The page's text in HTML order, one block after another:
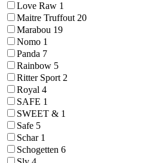
Love Raw 1
Maitre Truffout20
Marabou 19
Nomo 1
Panda 7
Rainbow 5
Ritter Sport2
Royal 4
SAFE 1
SWEET & 1
Safe 5
Schar 1
Schogetten 6